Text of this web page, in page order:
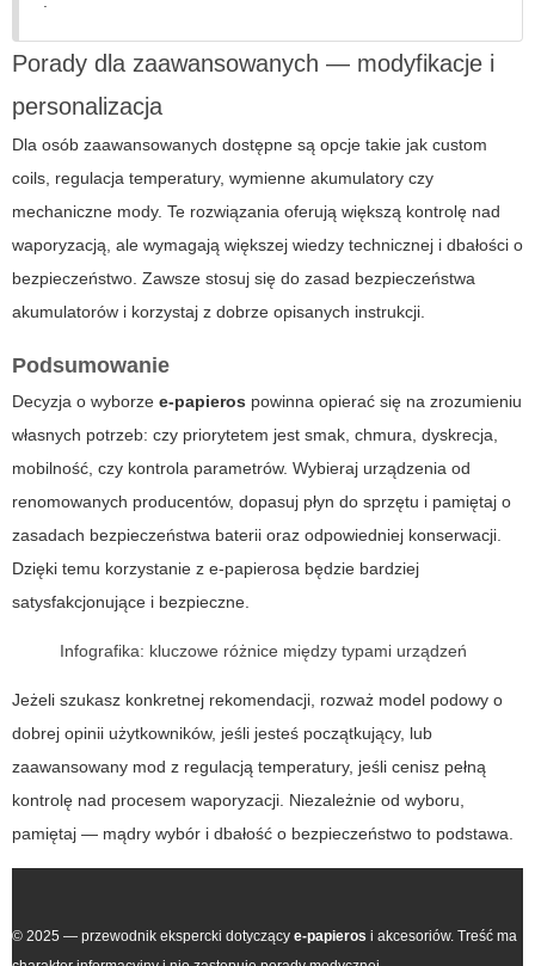
Porady dla zaawansowanych — modyfikacje i
personalizacja
Dla osób zaawansowanych dostępne są opcje takie jak custom
coils, regulacja temperatury, wymienne akumulatory czy
mechaniczne mody. Te rozwiązania oferują większą kontrolę nad
waporyzacją, ale wymagają większej wiedzy technicznej i dbałości o
bezpieczeństwo. Zawsze stosuj się do zasad bezpieczeństwa
akumulatorów i korzystaj z dobrze opisanych instrukcji.
Podsumowanie
Decyzja o wyborze e-papieros powinna opierać się na zrozumieniu
własnych potrzeb: czy priorytetem jest smak, chmura, dyskrecja,
mobilność, czy kontrola parametrów. Wybieraj urządzenia od
renomowanych producentów, dopasuj płyn do sprzętu i pamiętaj o
zasadach bezpieczeństwa baterii oraz odpowiedniej konserwacji.
Dzięki temu korzystanie z e-papierosa będzie bardziej
satysfakcjonujące i bezpieczne.
Infografika: kluczowe różnice między typami urządzeń
Jeżeli szukasz konkretnej rekomendacji, rozważ model podowy o
dobrej opinii użytkowników, jeśli jesteś początkujący, lub
zaawansowany mod z regulacją temperatury, jeśli cenisz pełną
kontrolę nad procesem waporyzacji. Niezależnie od wyboru,
pamiętaj — mądry wybór i dbałość o bezpieczeństwo to podstawa.
© 2025 — przewodnik ekspercki dotyczący e-papieros i akcesoriów. Treść ma